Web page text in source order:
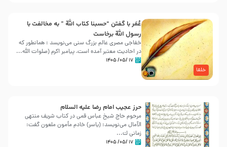
خلفا
عُمَر با گفتن “حسبنا كتاب اللّه ” به مخالفت با
رسول اللّه برخاست
خفاجی مصری عالم بزرگ سنی می‌نویسد : همانطور که
در احادیث معتبر آمده است، پیامبر اکرم (صلوات اللّه...
۱۷ /۰۵/ ۱۴۰۵
حرز عجیب امام رضا علیه السلام
مرحوم حاج شیخ عباس قمی در کتاب شریف منتهی
الآمال می‌نویسد: (ياسر) خادم مأمون ملعون گفت:
زمانى ك...
۱۷ /۰۵/ ۱۴۰۵